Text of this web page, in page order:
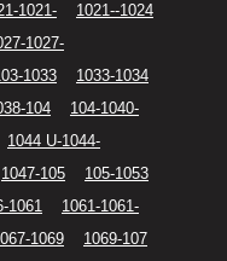
1021-
1021--1024
1027-
1033
1033-1034
104
104-1040-
1044 U-1044-
1047-105
105-1053
1061
1061-1061-
1069
1069-107